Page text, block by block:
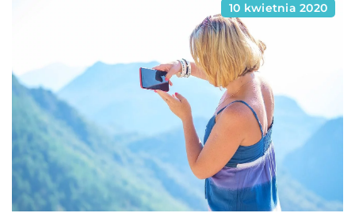
10 kwietnia 2020